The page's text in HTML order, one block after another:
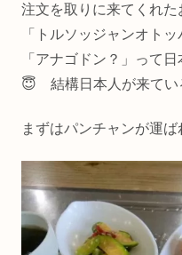
注文を取りに来てくれ
「トルソッジャンオト
「アナゴドン？」って
😇 結構日本人が来てい
まずはパンチャンが運ば